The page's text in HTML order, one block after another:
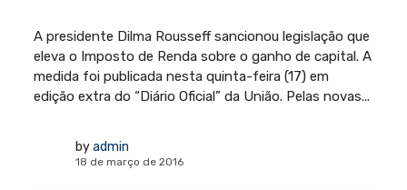
A presidente Dilma Rousseff sancionou legislação que
eleva o Imposto de Renda sobre o ganho de capital. A
medida foi publicada nesta quinta-feira (17) em
edição extra do “Diário Oficial” da União. Pelas novas...
by admin
18 de março de 2016